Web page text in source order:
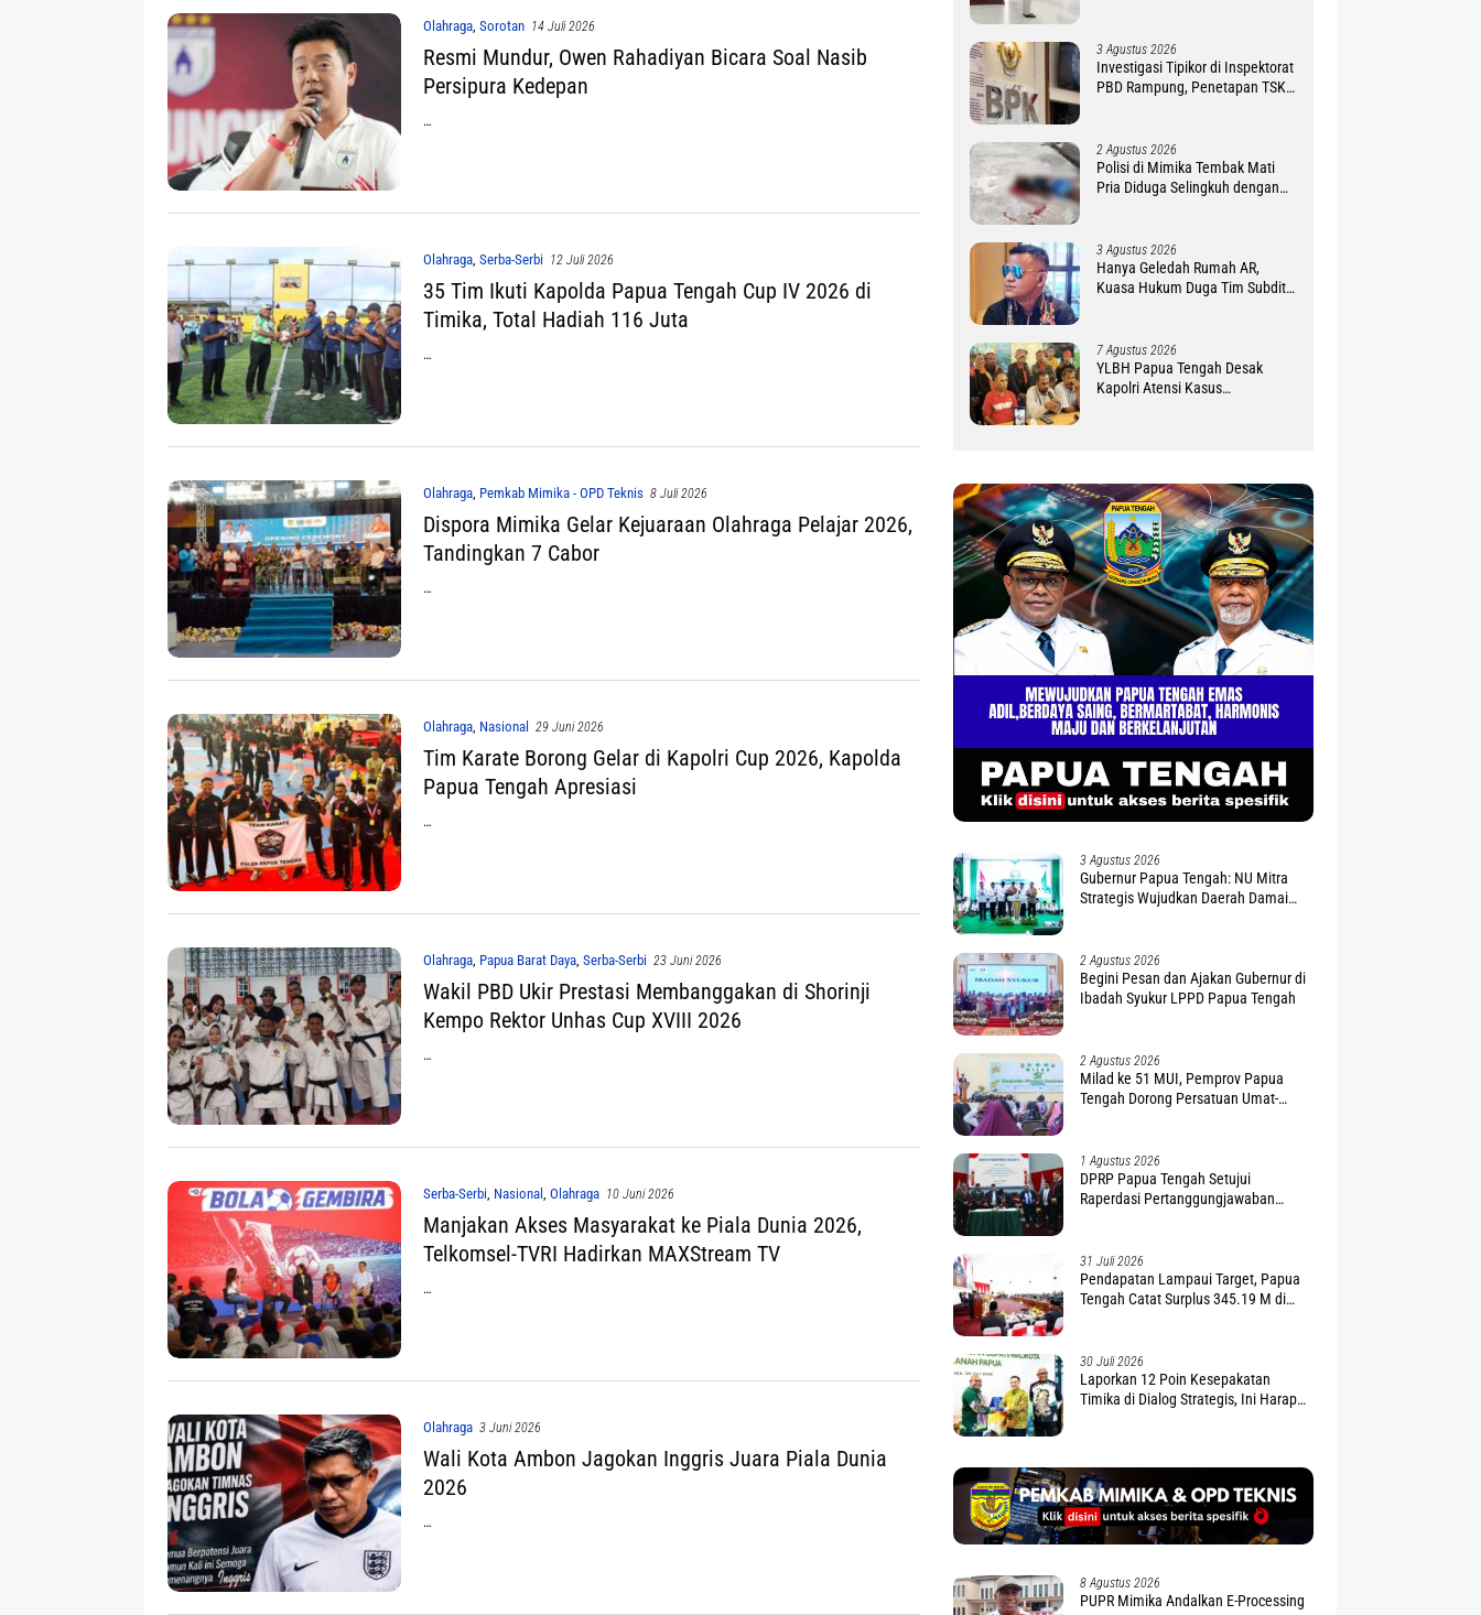
Olahraga, Sorotan 14 Juli 2026
Resmi Mundur, Owen Rahadiyan Bicara Soal Nasib
Persipura Kedepan
…
Olahraga, Serba-Serbi 12 Juli 2026
35 Tim Ikuti Kapolda Papua Tengah Cup IV 2026 di
Timika, Total Hadiah 116 Juta
…
Olahraga, Pemkab Mimika - OPD Teknis 8 Juli 2026
Dispora Mimika Gelar Kejuaraan Olahraga Pelajar 2026,
Tandingkan 7 Cabor
…
Olahraga, Nasional 29 Juni 2026
Tim Karate Borong Gelar di Kapolri Cup 2026, Kapolda
Papua Tengah Apresiasi
…
Olahraga, Papua Barat Daya, Serba-Serbi 23 Juni 2026
Wakil PBD Ukir Prestasi Membanggakan di Shorinji
Kempo Rektor Unhas Cup XVIII 2026
…
Serba-Serbi Nasional Olahraga 10 Juni 2026
Manjakan Akses Masyarakat ke Piala Dunia 2026,
Telkomsel-TVRI Hadirkan MAXStream TV
…
Olahraga 3 Juni 2026
Wali Kota Ambon Jagokan Inggris Juara Piala Dunia
2026
…
3 Agustus 2026
Investigasi Tipikor di Inspektorat
PBD Rampung, Penetapan TSK
2 Agustus 2026
Polisi di Mimika Tembak Mati
Pria Diduga Selingkuh dengan
3 Agustus 2026
Hanya Geledah Rumah AR,
Kuasa Hukum Duga Tim Subdit
7 Agustus 2026
YLBH Papua Tengah Desak
Kapolri Atensi Kasus
3 Agustus 2026
Gubernur Papua Tengah: NU Mitra
Strategis Wujudkan Daerah Damai
2 Agustus 2026
Begini Pesan dan Ajakan Gubernur di
Ibadah Syukur LPPD Papua Tengah
2 Agustus 2026
Milad ke 51 MUI, Pemprov Papua
Tengah Dorong Persatuan Umat-
1 Agustus 2026
DPRP Papua Tengah Setujui
Raperdasi Pertanggungjawaban
31 Juli 2026
Pendapatan Lampaui Target, Papua
Tengah Catat Surplus 345.19 M di
30 Juli 2026
Laporkan 12 Poin Kesepakatan
Timika di Dialog Strategis, Ini Harapan
8 Agustus 2026
PUPR Mimika Andalkan E-Processing